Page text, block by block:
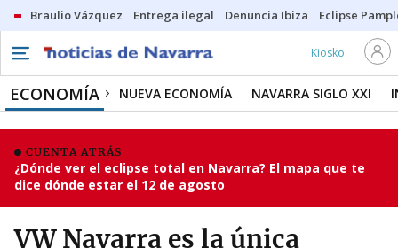
Braulio Vázquez Entrega ilegal Denuncia Ibiza Eclipse
Kiosko
ECONOMÍA NUEVA ECONOMÍA NAVARRA SIGLO XXI
CUENTA ATRÁS
¿Dónde ver el eclipse total en Navarra? El mapa que te
dice dónde estar el 12 de agosto
VW Navarra es la única